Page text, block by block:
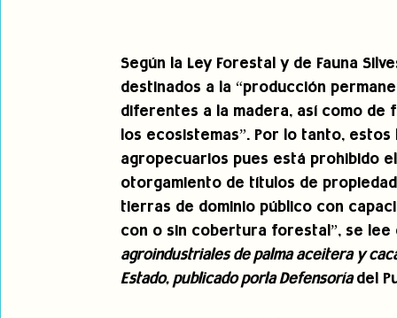
Según la Ley Forestal y de Fauna
destinados a la “producción
diferentes a la madera, así como
los ecosistemas”. Por lo tanto,
agropecuarios pues está prohibido
otorgamiento de títulos de
tierras de dominio público con
con o sin cobertura forestal”, se
agroindustriales de palma aceitera y
Estado, publicado porla Defensoría del